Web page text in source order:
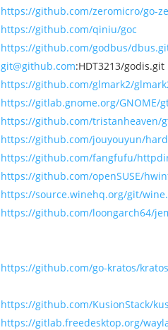
https://github.com/zeromicro/go-
https://github.com/qiniu/goc
https://github.com/godbus/
git@github.com:HDT3213/godis.git
https://github.com/glmark2/
https://gitlab.gnome.org/GNOME/
https://github.com/tristanheaven/
https://github.com/jouyouyun/
https://github.com/fangfufu/
https://github.com/openSUSE/
https://source.winehq.org/git/
https://github.com/loongarch64/
https://github.com/go-kratos/
https://github.com/KusionStack/
https://gitlab.freedesktop.org/